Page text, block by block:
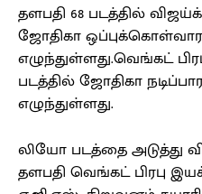
தளபதி 68 படத்தில்
ஜோதிகா
எழுந்துள்ளது.வெங்கட்
படத்தில் ஜோதிகா
எழுந்துள்ளது.
லியோ படத்தை அடுத்து
தளபதி வெங்கட் பிரபு